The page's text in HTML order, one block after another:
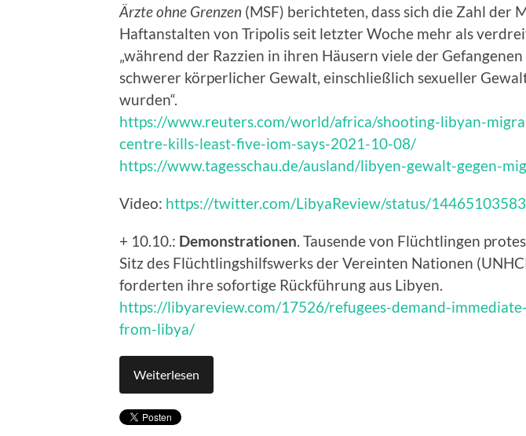
Ärzte ohne Grenzen (MSF) berichteten, dass sich die Zahl der
Haftanstalten von Tripolis seit letzter Woche mehr als
„während der Razzien in ihren Häusern viele der
schwerer körperlicher Gewalt, einschließlich sexueller
wurden“.
https://www.reuters.com/world/africa/shooting-libyan-
centre-kills-least-five-iom-says-2021-10-08/
https://www.tagesschau.de/ausland/libyen-gewalt-gegen-
Video: https://twitter.com/LibyaReview/status/
+ 10.10.: Demonstrationen. Tausende von Flüchtlingen
Sitz des Flüchtlingshilfswerks der Vereinten Nationen
forderten ihre sofortige Rückführung aus Libyen.
https://libyareview.com/17526/refugees-demand-
from-libya/
Weiterlesen